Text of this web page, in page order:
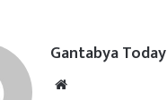
Gantabya Today